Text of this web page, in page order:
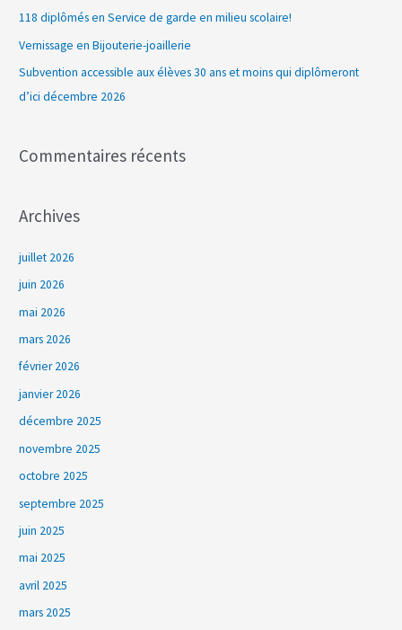
h
e
r
118 diplômés en Service de garde en milieu scolaire!
Vernissage en Bijouterie-joaillerie
Subvention accessible aux élèves 30 ans et moins qui diplômeront
d’ici décembre 2026
Commentaires récents
Archives
juillet 2026
juin 2026
mai 2026
mars 2026
février 2026
janvier 2026
décembre 2025
novembre 2025
octobre 2025
septembre 2025
juin 2025
mai 2025
avril 2025
mars 2025